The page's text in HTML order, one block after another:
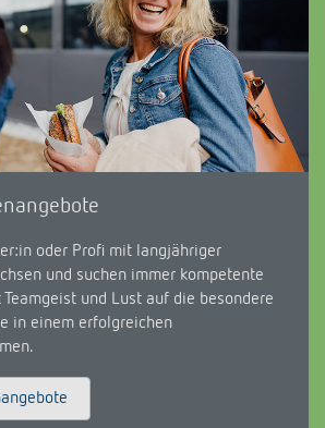
oder Profi mit langjähriger
und suchen immer kompetente
und Lust auf die besondere
in einem erfolgreichen